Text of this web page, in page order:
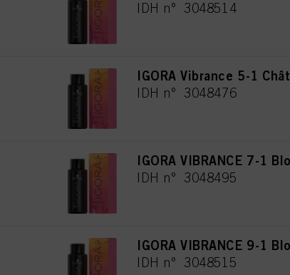
IDH n° 3048514
IGORA Vibrance 5-1
IDH n° 3048476
IGORA VIBRANCE 7-1
IDH n° 3048495
IGORA VIBRANCE 9-1
IDH n° 3048515